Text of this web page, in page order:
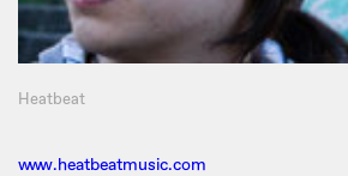
Heatbeat
www.heatbeatmusic.com